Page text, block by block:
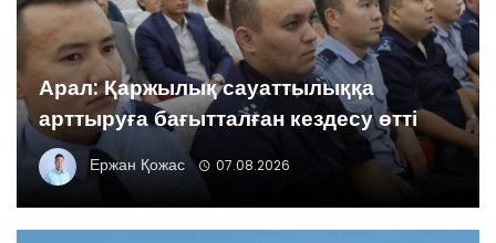
Арал: Қаржылық сауаттылыққа
арттыруға бағытталған кездесу өтті
Ержан Қожас 07.08.2026